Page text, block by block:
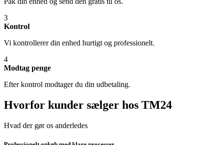
3
Kontrol
Vi kontrollerer din enhed hurtigt og professionelt.
4
Modtag penge
Efter kontrol modtager du din udbetaling.
Hvorfor kunder sælger hos TM24
Hvad der gør os anderledes